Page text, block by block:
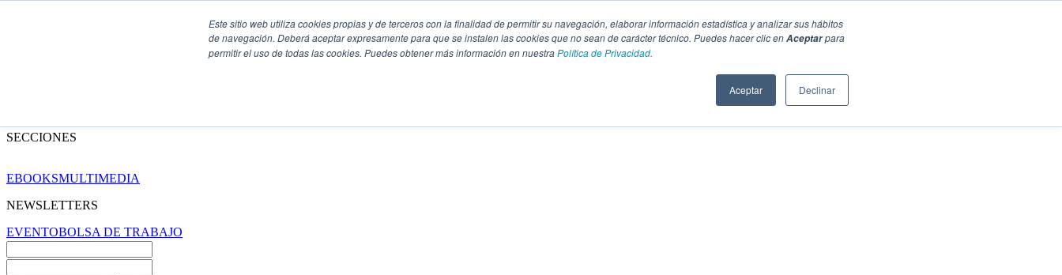
Este sitio web utiliza cookies propias y de terceros con la finalidad de permitir su navegación, elaborar información estadística y analizar sus hábitos
de navegación. Deberá aceptar expresamente para que se instalen las cookies que no sean de carácter técnico. Puedes hacer clic enAceptarpara
permitir el uso de todas las cookies. Puedes obtener más información en nuestraPolítica de Privacidad.
Aceptar Declinar
SECCIONES
EBOOKSMULTIMEDIA
NEWSLETTERS
EVENTOBOLSA DE TRABAJO